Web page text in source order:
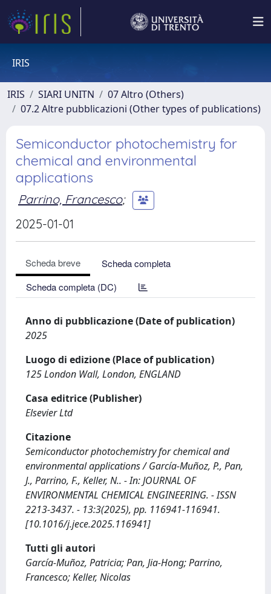
IRIS
IRIS SIARI UNITN
07 Altro (Others)
07.2 Altre pubblicazioni (Other types of publications)
Semiconductor photochemistry for
chemical and environmental
applications
Parrino, Francesco;
2025-01-01
Scheda breve
Scheda completa
Scheda completa (DC)
Anno di pubblicazione (Date of publication)
2025
Luogo di edizione (Place of publication)
125 London Wall, London, ENGLAND
Casa editrice (Publisher)
Elsevier Ltd
Citazione
Semiconductor photochemistry for chemical and
environmental applications / García-Muñoz, P., Pan,
J., Parrino, F., Keller, N.. - In: JOURNAL OF
ENVIRONMENTAL CHEMICAL ENGINEERING. - ISSN
2213-3437. - 13:3(2025), pp. 116941-116941.
[10.1016/j.jece.2025.116941]
Tutti gli autori
García-Muñoz, Patricia; Pan, Jia-Hong; Parrino,
Francesco; Keller, Nicolas